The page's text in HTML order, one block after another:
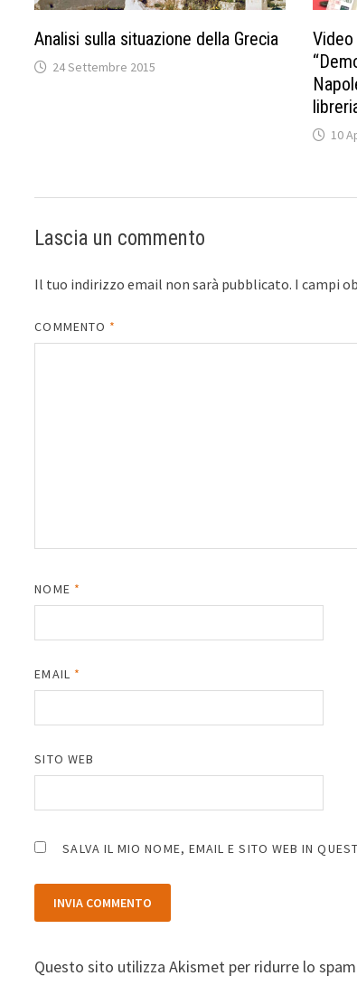
Analisi sulla situazione della Grecia
24 Settembre 2015
10
Lascia un commento
Il tuo indirizzo email non sarà pubblicato. I campi
COMMENTO *
NOME *
EMAIL *
SITO WEB
SALVA IL MIO NOME, EMAIL E SITO WEB IN
Questo sito utilizza Akismet per ridurre lo